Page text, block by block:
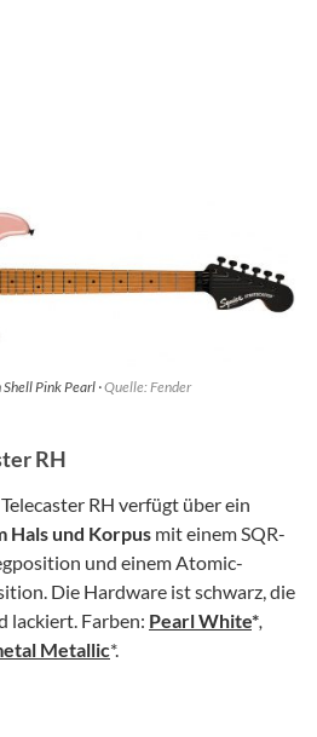
Pink Pearl ·Quelle: Fender
RH
RH verfügt über ein
Hals und Korpus mit einem SQR-
und einem Atomic-
Die Hardware ist schwarz, die
lackiert. Farben: Pearl White*,
Metallic*.